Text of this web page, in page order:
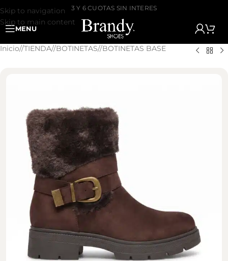
Skip to navigation
Skip to main content
3 Y 6 CUOTAS SIN INTERES
MENU
Inicio/ TIENDA/ BOTINETAS/ BOTINETAS BASE